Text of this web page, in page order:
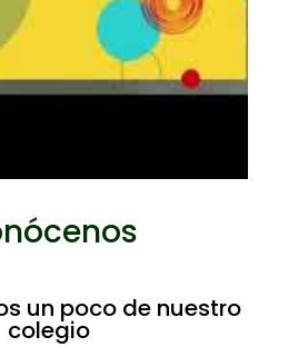
un poco de nuestro
colegio